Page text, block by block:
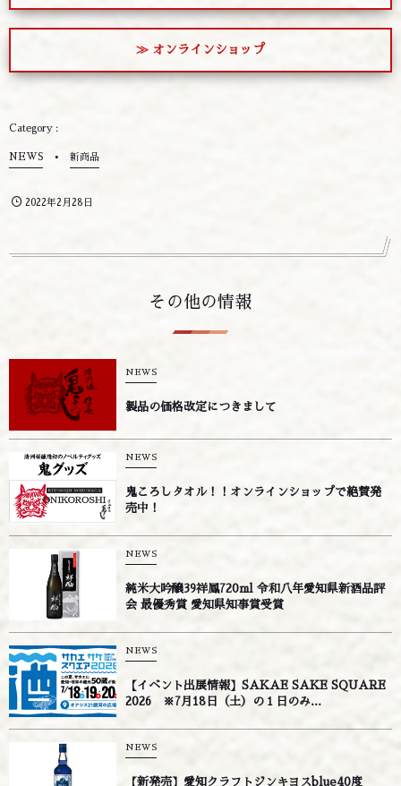
≫ オンラインショップ
NEWS 新商品
2022年2月28日
その他の情報
NEWS
製品の価格改定につきまして
NEWS
鬼ころしタオル！！オンラインショップで絶賛発
売中！
NEWS
純米大吟醸39祥鳳720ml 令和八年愛知県新酒品評
会 最優秀賞 愛知県知事賞受賞
NEWS
【イベント出展情報】SAKAE SAKE SQUARE
2026 ※7月18日（土）の１日のみ...
NEWS
【新発売】愛知クラフトジンキヨスblue40度